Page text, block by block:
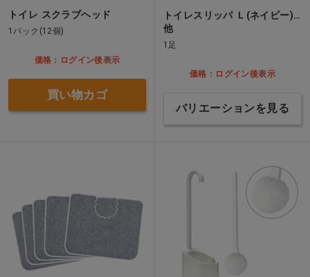
トイレ スクラブヘッド
1パック(12個)
価格：ログイン後表示
買い物カゴ
トイレスリッパ Ｌ(ネイビー)…
他
1足
価格：ログイン後表示
バリエーションを見る